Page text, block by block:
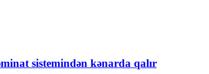
sistemindən kənarda qalır